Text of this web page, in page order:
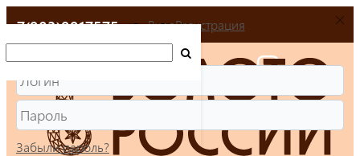
+7(903)9917575 ВходРегистрация
Забыли пароль?